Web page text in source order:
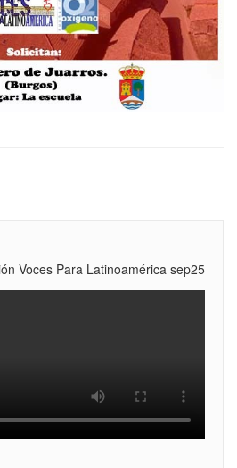
Voces Para Latinoamérica sep25